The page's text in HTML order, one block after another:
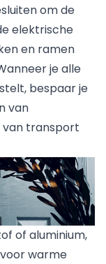
om de
elektrische
en ramen
je alle
bespaar je
van
van transport
of aluminium,
warme